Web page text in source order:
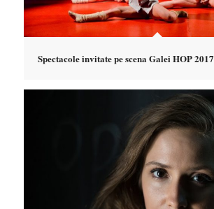
Spectacole invitate pe scena Galei HOP 2017